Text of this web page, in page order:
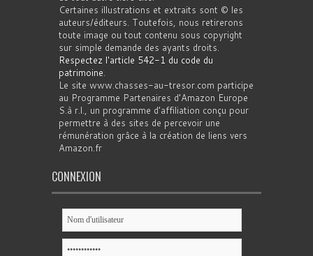
Certaines illustrations et extraits sont © les
auteurs/éditeurs. Toutefois, nous retirerons
toute image ou tout contenu sous copyright
sur simple demande des ayants droits.
Respectez l'article 542-1 du code du
patrimoine.
Le site www.chasses-au-tresor.com participe
au Programme Partenaires d’Amazon Europe
S.à r.l., un programme d’affiliation conçu pour
permettre à des sites de percevoir une
rémunération grâce à la création de liens vers
Amazon.fr
CONNEXION